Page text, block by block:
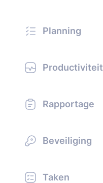
Planning
Productiviteit
Rapportage
Beveiliging
Taken